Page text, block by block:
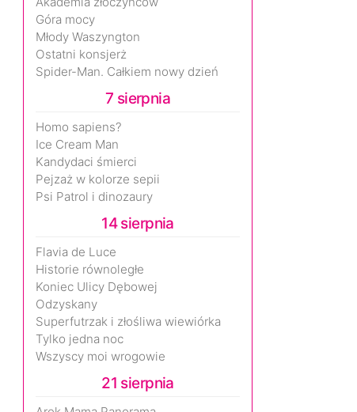
Góra mocy
Młody Waszyngton
Ostatni konsjerż
Spider-Man. Całkiem nowy dzień
7 sierpnia
Homo sapiens?
Ice Cream Man
Kandydaci śmierci
Pejzaż w kolorze sepii
Psi Patrol i dinozaury
14 sierpnia
Flavia de Luce
Historie równoległe
Koniec Ulicy Dębowej
Odzyskany
Superfutrzak i złośliwa wiewiórka
Tylko jedna noc
Wszyscy moi wrogowie
21 sierpnia